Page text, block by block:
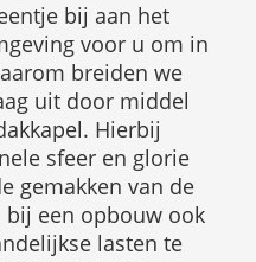
bij aan het
voor u om in
breiden we
uit door middel
Hierbij
sfeer en glorie
gemakken van de
een opbouw ook
lasten te